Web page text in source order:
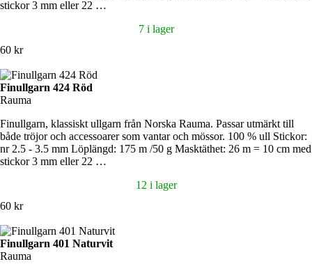
stickor 3 mm eller 22 …
7 i lager
60 kr
Finullgarn 424 Röd
Rauma
Finullgarn, klassiskt ullgarn från Norska Rauma. Passar utmärkt till
både tröjor och accessoarer som vantar och mössor. 100 % ull Stickor:
nr 2.5 - 3.5 mm Löplängd: 175 m /50 g Masktäthet: 26 m = 10 cm med
stickor 3 mm eller 22 …
12 i lager
60 kr
Finullgarn 401 Naturvit
Rauma